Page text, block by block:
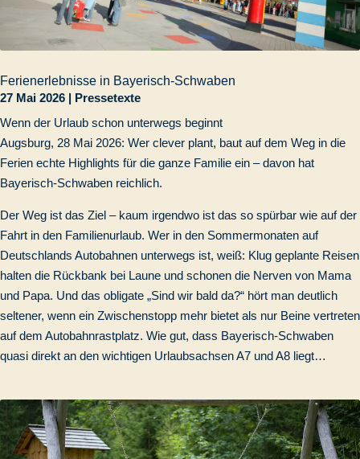
Ferienerlebnisse in Bayerisch-Schwaben
27 Mai 2026 | Pressetexte
Wenn der Urlaub schon unterwegs beginnt
Augsburg, 28 Mai 2026: Wer clever plant, baut auf dem Weg in die
Ferien echte Highlights für die ganze Familie ein – davon hat
Bayerisch-Schwaben reichlich.
Der Weg ist das Ziel – kaum irgendwo ist das so spürbar wie auf der
Fahrt in den Familienurlaub. Wer in den Sommermonaten auf
Deutschlands Autobahnen unterwegs ist, weiß: Klug geplante Reisen
halten die Rückbank bei Laune und schonen die Nerven von Mama
und Papa. Und das obligate „Sind wir bald da?“ hört man deutlich
seltener, wenn ein Zwischenstopp mehr bietet als nur Beine vertreten
auf dem Autobahnrastplatz. Wie gut, dass Bayerisch-Schwaben
quasi direkt an den wichtigen Urlaubsachsen A7 und A8 liegt…